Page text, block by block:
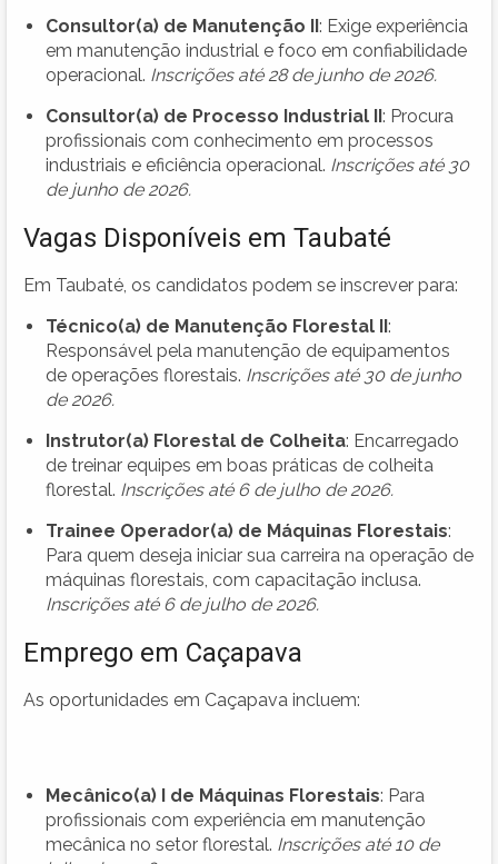
Consultor(a) de Manutenção II: Exige experiência
em manutenção industrial e foco em confiabilidade
operacional. Inscrições até 28 de junho de 2026.
Consultor(a) de Processo Industrial II: Procura
profissionais com conhecimento em processos
industriais e eficiência operacional. Inscrições até 30
de junho de 2026.
Vagas Disponíveis em Taubaté
Em Taubaté, os candidatos podem se inscrever para:
Técnico(a) de Manutenção Florestal II:
Responsável pela manutenção de equipamentos
de operações florestais. Inscrições até 30 de junho
de 2026.
Instrutor(a) Florestal de Colheita: Encarregado
de treinar equipes em boas práticas de colheita
florestal. Inscrições até 6 de julho de 2026.
Trainee Operador(a) de Máquinas Florestais:
Para quem deseja iniciar sua carreira na operação de
máquinas florestais, com capacitação inclusa.
Inscrições até 6 de julho de 2026.
Emprego em Caçapava
As oportunidades em Caçapava incluem:
Mecânico(a) I de Máquinas Florestais: Para
profissionais com experiência em manutenção
mecânica no setor florestal. Inscrições até 10 de